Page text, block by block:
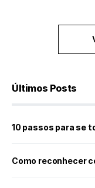
Últimos Posts
10 passos para se
Como reconhecer